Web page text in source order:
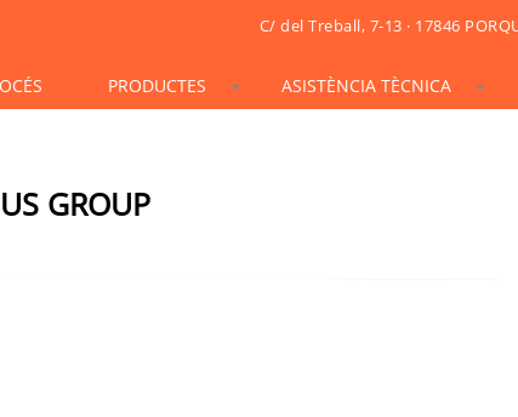
C/ del Treball, 7-13 · 17846
PRODUCTES ASISTÈNCIA TÈCNICA
GROUP